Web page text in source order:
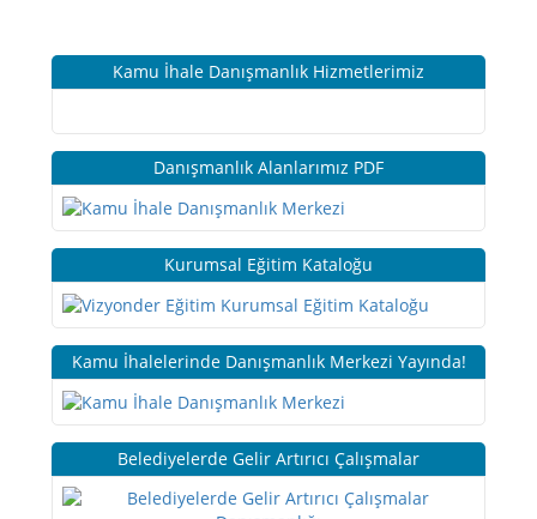
Kamu İhale Danışmanlık Hizmetlerimiz
Danışmanlık Alanlarımız PDF
Kurumsal Eğitim Kataloğu
Kamu İhalelerinde Danışmanlık Merkezi Yayında!
Belediyelerde Gelir Artırıcı Çalışmalar